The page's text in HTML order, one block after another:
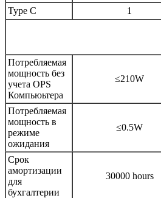
Type C 1
Потребляемая
мощность без
учета OPS
Компьюьтера
≤210W
Потребляемая
мощность в
режиме
ожидания
≤0.5W
Срок
амортизации
для
бухгалтерии
30000 hours